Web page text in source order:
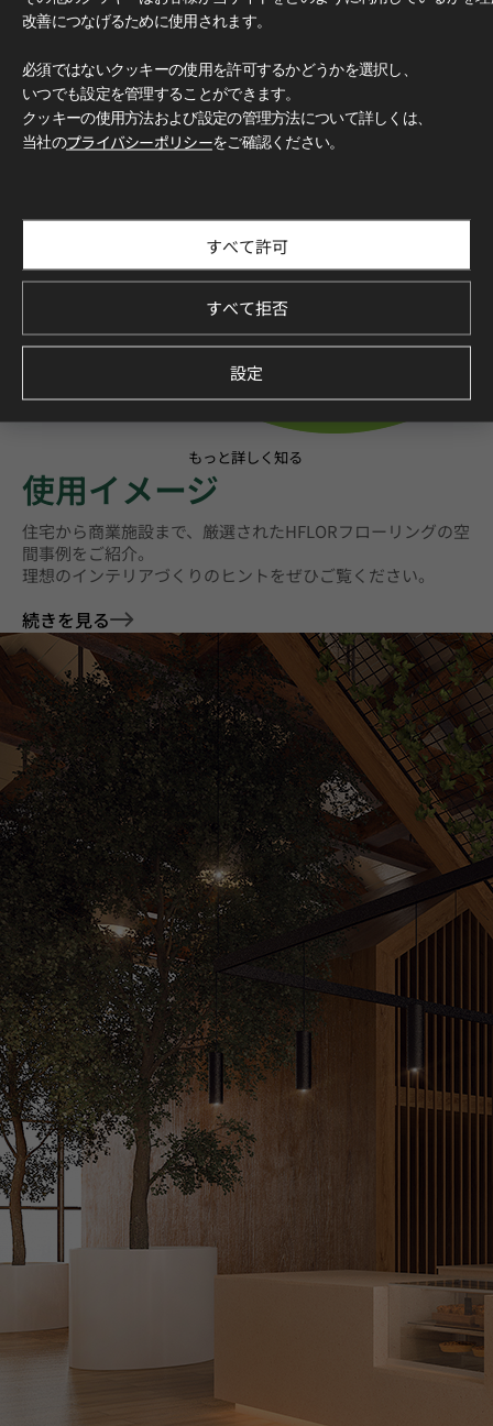
もっと詳しく知る
使用イメージ
住宅から商業施設まで、厳選されたHFLORフローリングの空
間事例をご紹介。
理想のインテリアづくりのヒントをぜひご覧ください。
続きを見る
改善につなげるために使用されます。
必須ではないクッキーの使用を許可するかどうかを選択し、
いつでも設定を管理することができます。
クッキーの使用方法および設定の管理方法について詳しくは、
当社のプライバシーポリシーをご確認ください。
すべて許可
すべて拒否
設定